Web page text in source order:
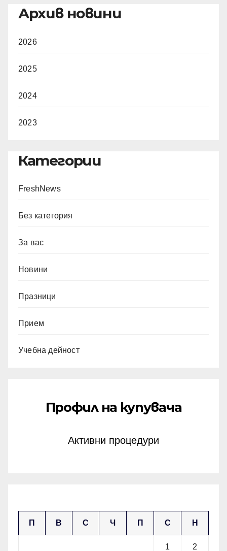
Архив новини
2026
2025
2024
2023
Категории
FreshNews
Без категория
За вас
Новини
Празници
Прием
Учебна дейност
Профил на купувача
Активни процедури
П В С Ч П С Н
1 2